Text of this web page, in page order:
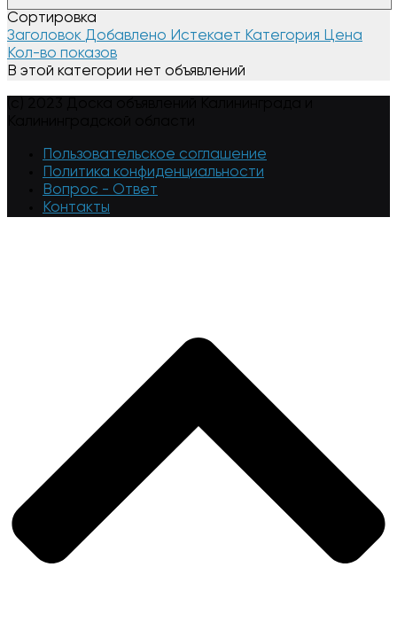
Сортировка
Заголовок Добавлено Истекает Категория Цена
Кол-во показов
В этой категории нет объявлений
Пользовательское соглашение
Политика конфиденциальности
Вопрос - Ответ
Контакты